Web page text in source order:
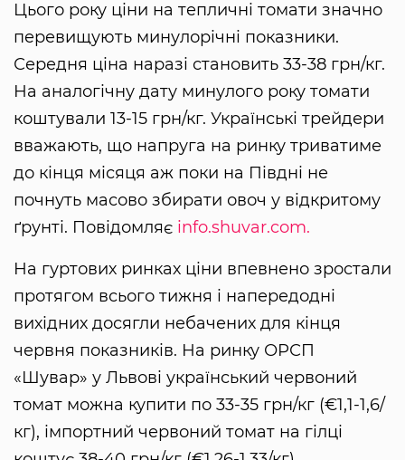
Цього року ціни на тепличні томати значно
перевищують минулорічні показники.
Середня ціна наразі становить 33-38 грн/кг.
На аналогічну дату минулого року томати
коштували 13-15 грн/кг. Українські трейдери
вважають, що напруга на ринку триватиме
до кінця місяця аж поки на Півдні не
почнуть масово збирати овоч у відкритому
ґрунті. Повідомляє info.shuvar.com.
На гуртових ринках ціни впевнено зростали
протягом всього тижня і напередодні
вихідних досягли небачених для кінця
червня показників. На ринку ОРСП
«Шувар» у Львові український червоний
томат можна купити по 33-35 грн/кг (€1,1-1,6/
кг), імпортний червоний томат на гілці